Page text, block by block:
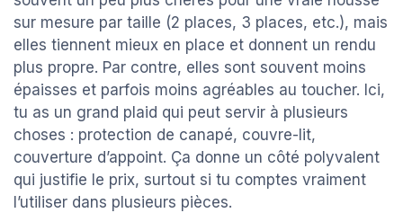
sur mesure par taille (2 places, 3 places, etc.), mais
elles tiennent mieux en place et donnent un rendu
plus propre. Par contre, elles sont souvent moins
épaisses et parfois moins agréables au toucher. Ici,
tu as un grand plaid qui peut servir à plusieurs
choses : protection de canapé, couvre-lit,
couverture d’appoint. Ça donne un côté polyvalent
qui justifie le prix, surtout si tu comptes vraiment
l’utiliser dans plusieurs pièces.